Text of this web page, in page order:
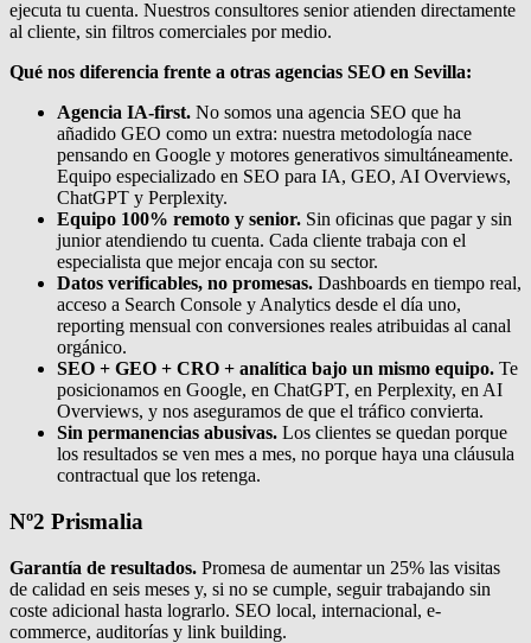
ejecuta tu cuenta. Nuestros consultores senior atienden directamente
al cliente, sin filtros comerciales por medio.
Qué nos diferencia frente a otras agencias SEO en Sevilla:
Agencia IA-first. No somos una agencia SEO que ha
añadido GEO como un extra: nuestra metodología nace
pensando en Google y motores generativos simultáneamente.
Equipo especializado en SEO para IA, GEO, AI Overviews,
ChatGPT y Perplexity.
Equipo 100% remoto y senior. Sin oficinas que pagar y sin
junior atendiendo tu cuenta. Cada cliente trabaja con el
especialista que mejor encaja con su sector.
Datos verificables, no promesas. Dashboards en tiempo real,
acceso a Search Console y Analytics desde el día uno,
reporting mensual con conversiones reales atribuidas al canal
orgánico.
SEO + GEO + CRO + analítica bajo un mismo equipo. Te
posicionamos en Google, en ChatGPT, en Perplexity, en AI
Overviews, y nos aseguramos de que el tráfico convierta.
Sin permanencias abusivas. Los clientes se quedan porque
los resultados se ven mes a mes, no porque haya una cláusula
contractual que los retenga.
Nº2 Prismalia
Garantía de resultados. Promesa de aumentar un 25% las visitas
de calidad en seis meses y, si no se cumple, seguir trabajando sin
coste adicional hasta lograrlo. SEO local, internacional, e-
commerce, auditorías y link building.